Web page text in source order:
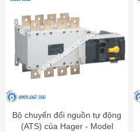
Bộ chuyển đổi nguồn tự động
(ATS) của Hager - Model